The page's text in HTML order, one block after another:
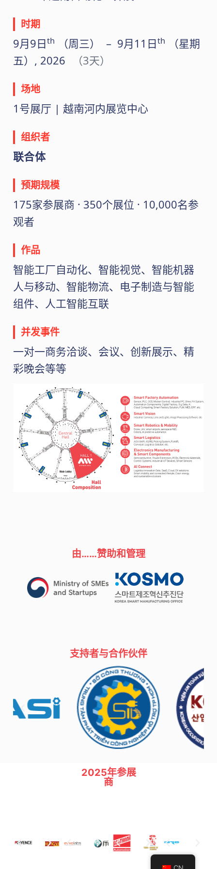
时期
9月9日th （周三） – 9月11日th
（星期
五） , 2026 （3天）
场地
1号展厅 | 越南河内展览中心
组织者
联合体
预期规模
175家参展商 · 350个展位 · 10,000名参
观者
作品
智能工厂自动化、智能视觉、智能机器
人与移动、智能物流、电子制造与智能
组件、人工智能互联
并发事件
一对一商务洽谈、会议、创新展示、精
彩晚会等等
由……赞助和管理
支持者与合作伙伴
2025年参展
商